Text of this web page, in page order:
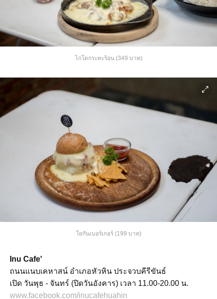
ไกโดกระทะร้อน (349 บาท)
โยกันเบอร์เกอร์ (199 บาท)
Inu Cafe'
ถนนแนบเคหาสน์ อำเภอหัวหิน ประจวบคีรีขันธ์
เปิด วันพุธ - จันทร์ (ปิดวันอังคาร) เวลา 11.00-20.00 น.
www.facebook.com/inucafehuahin